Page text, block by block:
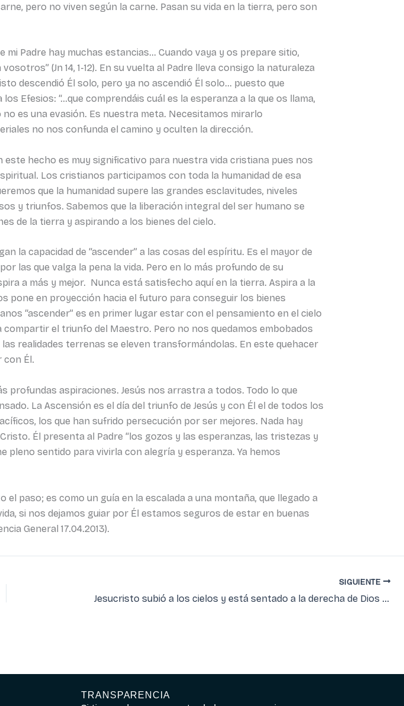
pero no viven según la carne. Pasan su vida en la tierra, pero son
mi Padre hay muchas estancias… Cuando vaya y os prepare sitio,
(Jn 14, 1-12). En su vuelta al Padre lleva consigo la naturaleza
descendió Él solo, pero ya no ascendió Él solo… puesto que
Efesios: “…que comprendáis cuál es la esperanza a la que os llama,
es una evasión. Es nuestra meta. Necesitamos mirarlo
no nos confunda el camino y oculten la dirección.
este hecho es muy significativo para nuestra vida cristiana pues nos
Los cristianos participamos con toda la humanidad de esa
que la humanidad supere las grandes esclavitudes, niveles
y triunfos. Sabemos que la liberación integral del ser humano se
de la tierra y aspirando a los bienes del cielo.
la capacidad de “ascender” a las cosas del espíritu. Es el mayor de
las que valga la pena la vida. Pero en lo más profundo de su
a más y mejor. Nunca está satisfecho aquí en la tierra. Aspira a la
pone en proyección hacia el futuro para conseguir los bienes
“ascender” es en primer lugar estar con el pensamiento en el cielo
compartir el triunfo del Maestro. Pero no nos quedamos embobados
realidades terrenas se eleven transformándolas. En este quehacer
con Él.
profundas aspiraciones. Jesús nos arrastra a todos. Todo lo que
La Ascensión es el día del triunfo de Jesús y con Él el de todos los
los que han sufrido persecución por ser mejores. Nada hay
Él presenta al Padre “los gozos y las esperanzas, las tristezas y
pleno sentido para vivirla con alegría y esperanza. Ya hemos
paso; es como un guía en la escalada a una montaña, que llegado a
si nos dejamos guiar por Él estamos seguros de estar en buenas
General 17.04.2013).
SIGUIENTE
Jesucristo subió a los cielos y está sentado a la derecha de Dios Padre Todopoderoso (III)
TRANSPARENCIA